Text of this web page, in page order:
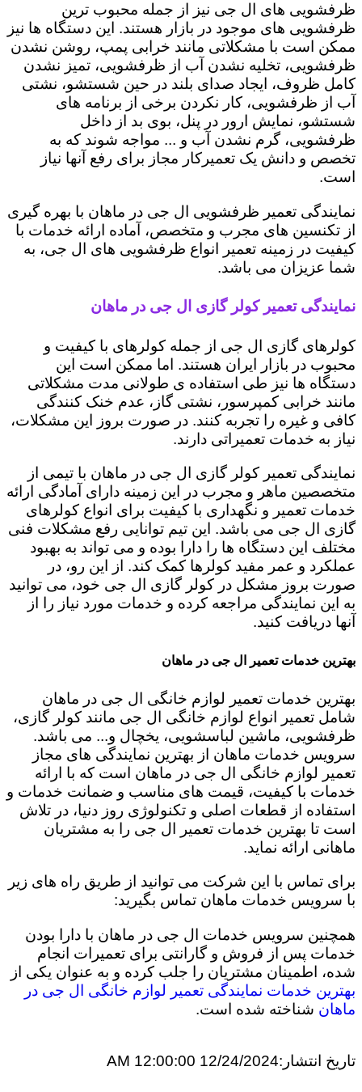
ظرفشویی های ال جی نیز از جمله محبوب ترین
ظرفشویی های موجود در بازار هستند. این دستگاه ها نیز
ممکن است با مشکلاتی مانند خرابی پمپ، روشن نشدن
ظرفشویی، تخلیه نشدن آب از ظرفشویی، تمیز نشدن
کامل ظروف، ایجاد صدای بلند در حین شستشو، نشتی
آب از ظرفشویی، کار نکردن برخی از برنامه های
شستشو، نمایش ارور در پنل، بوی بد از داخل
ظرفشویی، گرم نشدن آب و ... مواجه شوند که به
تخصص و دانش یک تعمیرکار مجاز برای رفع آنها نیاز
است.
نمایندگی تعمیر ظرفشویی ال جی در ماهان با بهره گیری
از تکنسین های مجرب و متخصص، آماده ارائه خدمات با
کیفیت در زمینه تعمیر انواع ظرفشویی های ال جی، به
شما عزیزان می باشد.
نمایندگی تعمیر کولر گازی ال جی در ماهان
کولرهای گازی ال جی از جمله کولرهای با کیفیت و
محبوب در بازار ایران هستند. اما ممکن است این
دستگاه ها نیز طی استفاده ی طولانی مدت مشکلاتی
مانند خرابی کمپرسور، نشتی گاز، عدم خنک کنندگی
کافی و غیره را تجربه کنند. در صورت بروز این مشکلات،
نیاز به خدمات تعمیراتی دارند.
نمایندگی تعمیر کولر گازی ال جی در ماهان با تیمی از
متخصصین ماهر و مجرب در این زمینه دارای آمادگی ارائه
خدمات تعمیر و نگهداری با کیفیت برای انواع کولرهای
گازی ال جی می باشد. این تیم توانایی رفع مشکلات فنی
مختلف این دستگاه ها را دارا بوده و می تواند به بهبود
عملکرد و عمر مفید کولرها کمک کند. از این رو، در
صورت بروز مشکل در کولر گازی ال جی خود، می توانید
به این نمایندگی مراجعه کرده و خدمات مورد نیاز را از
آنها دریافت کنید.
بهترین خدمات تعمیر ال جی در ماهان
بهترین خدمات تعمیر لوازم خانگی ال جی در ماهان
شامل تعمیر انواع لوازم خانگی ال جی مانند کولر گازی،
ظرفشویی، ماشین لباسشویی، یخچال و... می باشد.
سرویس خدمات ماهان از بهترین نمایندگی های مجاز
تعمیر لوازم خانگی ال جی در ماهان است که با ارائه
خدمات با کیفیت، قیمت های مناسب و ضمانت خدمات و
استفاده از قطعات اصلی و تکنولوژی روز دنیا، در تلاش
است تا بهترین خدمات تعمیر ال جی را به مشتریان
ماهانی ارائه نماید.
برای تماس با این شرکت می توانید از طریق راه های زیر
با سرویس خدمات ماهان تماس بگیرید:
همچنین سرویس خدمات ال جی در ماهان با دارا بودن
خدمات پس از فروش و گارانتی برای تعمیرات انجام
شده، اطمینان مشتریان را جلب کرده و به عنوان یکی از
بهترین خدمات نمایندگی تعمیر لوازم خانگی ال جی در
ماهان شناخته شده است.
تاریخ انتشار:12/24/2024 12:00:00 AM